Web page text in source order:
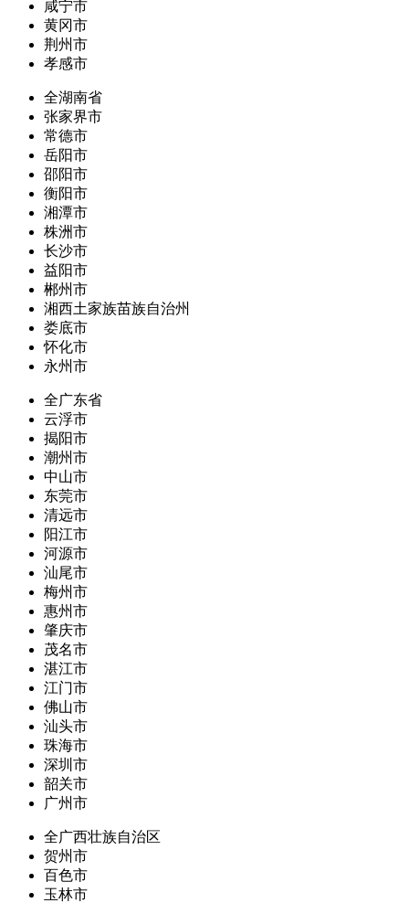
咸宁市
黄冈市
荆州市
孝感市
全湖南省
张家界市
常德市
岳阳市
邵阳市
衡阳市
湘潭市
株洲市
长沙市
益阳市
郴州市
湘西土家族苗族自治州
娄底市
怀化市
永州市
全广东省
云浮市
揭阳市
潮州市
中山市
东莞市
清远市
阳江市
河源市
汕尾市
梅州市
惠州市
肇庆市
茂名市
湛江市
江门市
佛山市
汕头市
珠海市
深圳市
韶关市
广州市
全广西壮族自治区
贺州市
百色市
玉林市